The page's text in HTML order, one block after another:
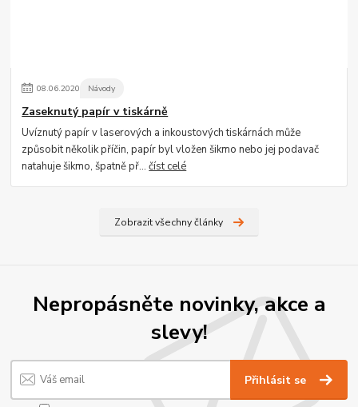
08.06.2020 Návody
Zaseknutý papír v tiskárně
Uvíznutý papír v laserových a inkoustových tiskárnách může
způsobit několik příčin, papír byl vložen šikmo nebo jej podavač
natahuje šikmo, špatně př...číst celé
Zobrazit všechny články
Nepropásněte novinky, akce a
slevy!
Přihlásit se